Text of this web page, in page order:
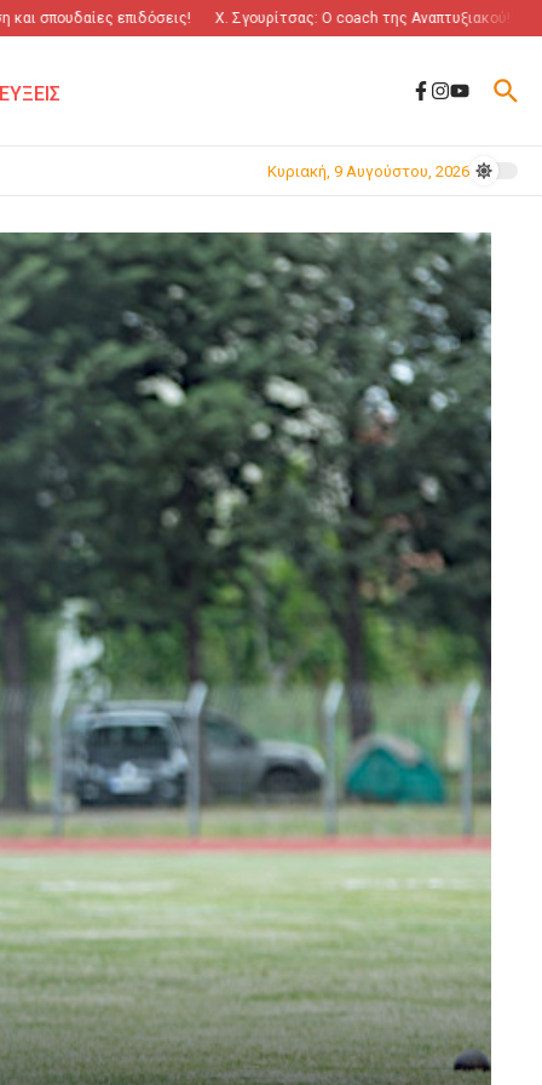
επιδόσεις! Χ. Σγουρίτσας: O coach της Αναπτυξιακού!
Κυριακή, 9 Αυγούστου, 2026